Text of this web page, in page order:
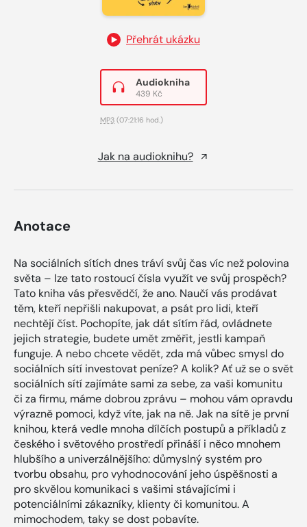
Přehrát ukázku
Audiokniha
439 Kč
MP3 (07:21:16 hod.)
Jak na audioknihu?
Anotace
Na sociálních sítích dnes tráví svůj čas víc než polovina
světa – lze tato rostoucí čísla využít ve svůj prospěch?
Tato kniha vás přesvědčí, že ano. Naučí vás prodávat
těm, kteří nepřišli nakupovat, a psát pro lidi, kteří
nechtějí číst. Pochopíte, jak dát sítím řád, ovládnete
jejich strategie, budete umět změřit, jestli kampaň
funguje. A nebo chcete vědět, zda má vůbec smysl do
sociálních sítí investovat peníze? A kolik? Ať už se o svět
sociálních sítí zajímáte sami za sebe, za vaši komunitu
či za firmu, máme dobrou zprávu – mohou vám opravdu
výrazně pomoci, když víte, jak na ně. Jak na sítě je první
knihou, která vedle mnoha dílčích postupů a příkladů z
českého i světového prostředí přináší i něco mnohem
hlubšího a univerzálnějšího: důmyslný systém pro
tvorbu obsahu, pro vyhodnocování jeho úspěšnosti a
pro skvělou komunikaci s vašimi stávajícími i
potenciálními zákazníky, klienty či komunitou. A
mimochodem, taky se dost pobavíte.